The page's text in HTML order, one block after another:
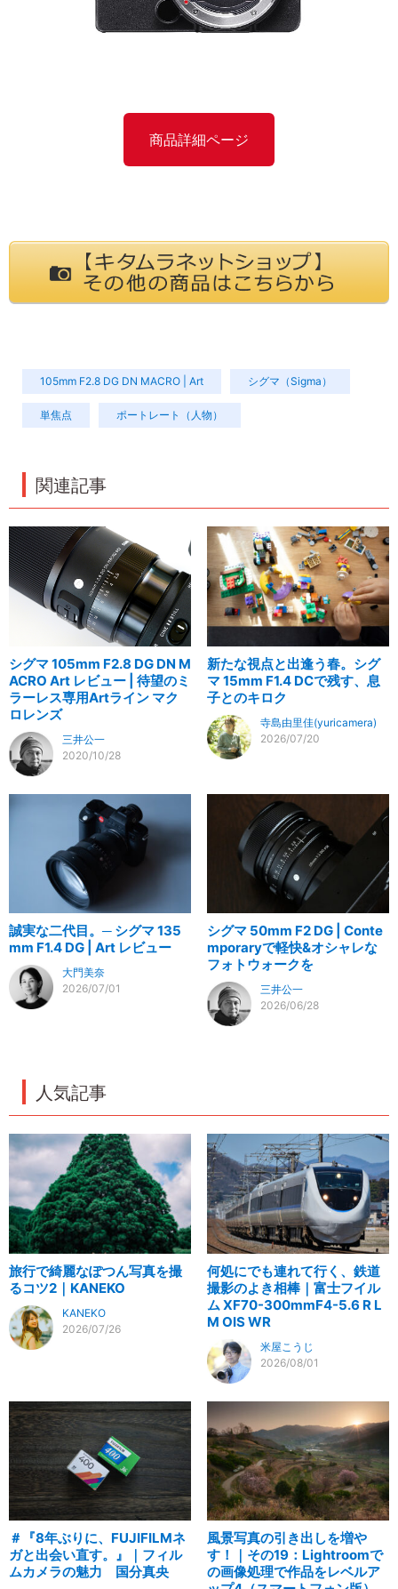
商品詳細ページ
105mm F2.8 DG DN MACRO | Art シグマ（Sigma）
単焦点 ポートレート（人物）
関連記事
シグマ 105mm F2.8 DG DN M
ACRO Art レビュー | 待望のミ
ラーレス専用Artライン マク
ロレンズ
三井公一
2020/10/28
新たな視点と出逢う春。シグ
マ 15mm F1.4 DCで残す、息
子とのキロク
寺島由里佳(yuricamera)
2026/07/20
誠実な二代目。─ シグマ 135
mm F1.4 DG | Art レビュー
大門美奈
2026/07/01
シグマ 50mm F2 DG | Conte
mporaryで軽快&オシャレな
フォトウォークを
三井公一
2026/06/28
人気記事
旅行で綺麗なぽつん写真を撮
るコツ2｜KANEKO
KANEKO
2026/07/26
何処にでも連れて行く、鉄道
撮影のよき相棒｜富士フイル
ム XF70-300mmF4-5.6 R L
M OIS WR
米屋こうじ
2026/08/01
＃『8年ぶりに、FUJIFILMネ
ガと出会い直す。』｜フィル
ムカメラの魅力 国分真央
風景写真の引き出しを増や
す！｜その19：Lightroomで
の画像処理で作品をレベルア